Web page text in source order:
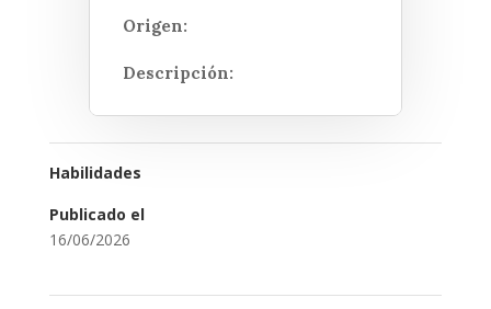
Origen:
Descripción:
Habilidades
Publicado el
16/06/2026